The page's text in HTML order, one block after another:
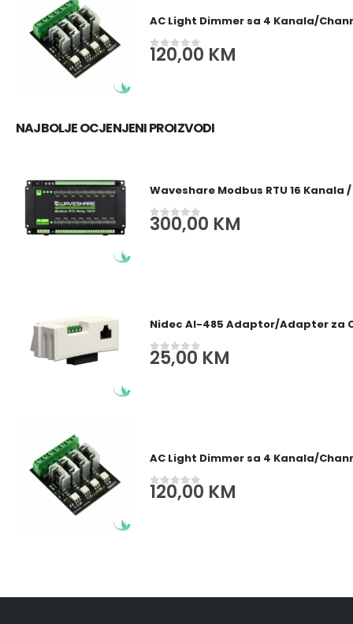
AC Light Dimmer sa 4 Kanala/
out of 5
120,00 KM
NAJBOLJE OCJENJENI PROIZVODI
Waveshare Modbus RTU 16
0out of 5
300,00 KM
Nidec AI-485 Adaptor/Adapter za
0out of 5
25,00KM
AC Light Dimmer sa 4 Kanala/
out of 5
120,00 KM